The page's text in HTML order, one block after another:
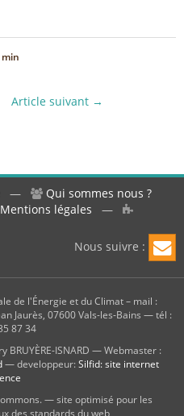
Article suivant →
—
Qui sommes nous ?
Mentions légales —
Nous suivre :
de l'Énergie et du Climat – mail :
Jaurès, 07600 Vals-les-Bains — tél :
87 34
ISNARD — Webmaster :
— developpeur:Silfid: site internet
— site optimisé pour les
des standards du web